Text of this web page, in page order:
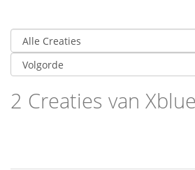
2 Creaties van